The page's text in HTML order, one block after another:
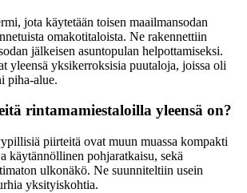
jota käytetään toisen maailmansodan
omakotitaloista. Ne rakennettiin
jälkeisen asuntopulan helpottamiseksi.
yleensä yksikerroksisia puutaloja, joissa oli
piha-alue.
rintamamiestaloilla yleensä on?
piirteitä ovat muun muassa kompakti
käytännöllinen pohjaratkaisu, sekä
ulkonäkö. Ne suunniteltiin usein
yksityiskohtia.